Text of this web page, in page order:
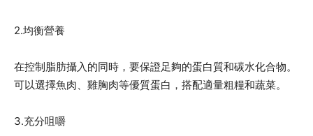
2.均衡營養
在控制脂肪攝入的同時，要保證足夠的蛋白質和碳水化合物。
可以選擇魚肉、雞胸肉等優質蛋白，搭配適量粗糧和蔬菜。
3.充分咀嚼